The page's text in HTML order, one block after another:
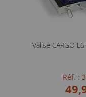
Valise CARGO
Réf. :